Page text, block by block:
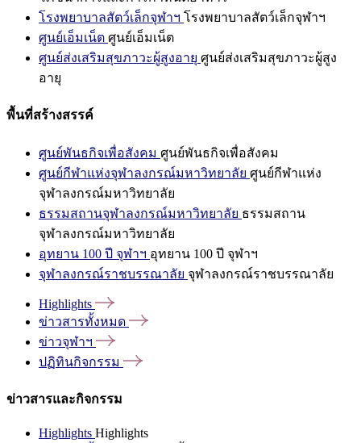
โรงพยาบาลสัตว์เล็กจุฬาฯ โรงพยาบาลสัตว์เล็กจุฬาฯ
ศูนย์เอ็มเน็ต ศูนย์เอ็มเน็ต
ศูนย์ส่งเสริมสุขภาวะผู้สูงอายุ ศูนย์ส่งเสริมสุขภาวะผู้สูง
อายุ
พื้นที่สร้างสรรค์
ศูนย์พันธกิจเพื่อสังคม ศูนย์พันธกิจเพื่อสังคม
ศูนย์กีฬาแห่งจุฬาลงกรณ์มหาวิทยาลัย ศูนย์กีฬาแห่ง
จุฬาลงกรณ์มหาวิทยาลัย
ธรรมสถานจุฬาลงกรณ์มหาวิทยาลัย ธรรมสถาน
จุฬาลงกรณ์มหาวิทยาลัย
อุทยาน 100 ปี จุฬาฯ อุทยาน 100 ปี จุฬาฯ
จุฬาลงกรณ์ราชบรรณาลัย จุฬาลงกรณ์ราชบรรณาลัย
Highlights
ข่าวสารทั้งหมด
ข่าวจุฬาฯ
ปฏิทินกิจกรรม
ข่าวสารและกิจกรรม
Highlights Highlights